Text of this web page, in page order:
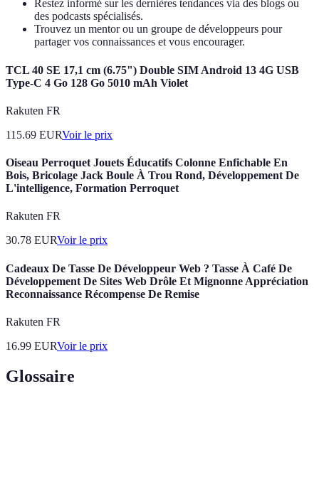
Restez informé sur les dernières tendances via des blogs ou
des podcasts spécialisés.
Trouvez un mentor ou un groupe de développeurs pour
partager vos connaissances et vous encourager.
TCL 40 SE 17,1 cm (6.75") Double SIM Android 13 4G USB
Type-C 4 Go 128 Go 5010 mAh Violet
Rakuten FR
115.69 EURVoir le prix
Oiseau Perroquet Jouets Éducatifs Colonne Enfichable En
Bois, Bricolage Jack Boule À Trou Rond, Développement De
L'intelligence, Formation Perroquet
Rakuten FR
30.78 EURVoir le prix
Cadeaux De Tasse De Développeur Web ? Tasse À Café De
Développement De Sites Web Drôle Et Mignonne Appréciation
Reconnaissance Récompense De Remise
Rakuten FR
16.99 EURVoir le prix
Glossaire